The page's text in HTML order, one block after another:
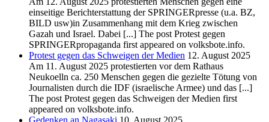
einseitige Berichterstattung der SPRINGERpresse (u.a. BZ,
BILD usw)in Zusammenhang mit dem Krieg zwischen
Gazah und Israel. Dabei [...] The post Protest gegen
SPRINGERpropaganda first appeared on volksbote.info.
Protest gegen das Schweigen der Medien 12. August 2025
Am 11. August 2025 protestierten vor dem Rathaus
Neukoelln ca. 250 Menschen gegen die gezielte Tötung von
Journalisten durch die IDF (israelische Armee) und das [...]
The post Protest gegen das Schweigen der Medien first
appeared on volksbote.info.
Gedenken an Nagasaki 10. August 2025